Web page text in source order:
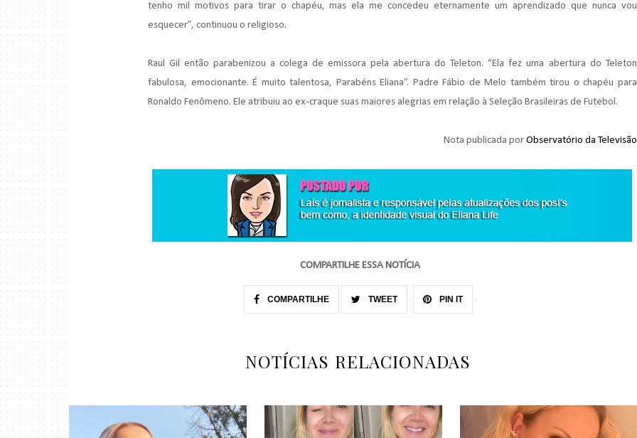
tenho mil motivos para tirar o chapéu, mas ela me concedeu eternamente um aprendizado que nunca vou
esquecer”, continuou o religioso.
Raul Gil então parabenizou a colega de emissora pela abertura do Teleton. “Ela fez uma abertura do Teleton
fabulosa, emocionante. É muito talentosa, Parabéns Eliana”. Padre Fábio de Melo também tirou o chapéu para
Ronaldo Fenômeno. Ele atribuiu ao ex-craque suas maiores alegrias em relação à Seleção Brasileiras de Futebol.
Nota publicada por Observatório da Televisão
COMPARTILHE ESSA NOTÍCIA
COMPARTILHE TWEET PIN IT
NOTÍCIAS RELACIONADAS